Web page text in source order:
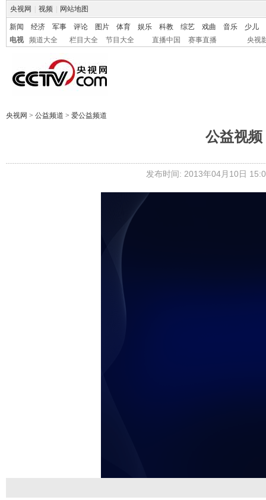
央视网 视频 网站地图
新闻 经济 军事 评论 图片 体育 娱乐 科教 综艺 戏曲 音乐
少儿
电视
频道大全 栏目大全 节目大全 直播中国 赛事直播 央视
央视网 > 公益频道 > 爱公益频道
公益视频
发布时间: 2013年04月10日